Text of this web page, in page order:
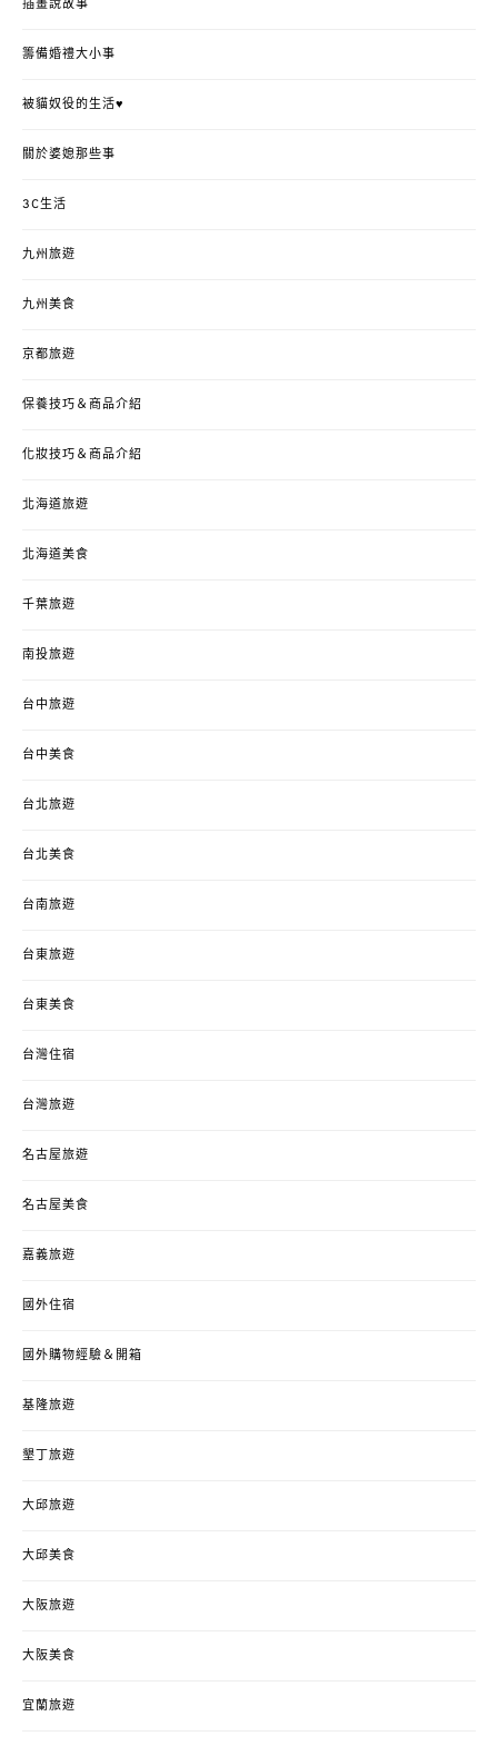
插畫說故事
籌備婚禮大小事
被貓奴役的生活♥
關於婆媳那些事
3C生活
九州旅遊
九州美食
京都旅遊
保養技巧＆商品介紹
化妝技巧＆商品介紹
北海道旅遊
北海道美食
千葉旅遊
南投旅遊
台中旅遊
台中美食
台北旅遊
台北美食
台南旅遊
台東旅遊
台東美食
台灣住宿
台灣旅遊
名古屋旅遊
名古屋美食
嘉義旅遊
國外住宿
國外購物經驗＆開箱
基隆旅遊
墾丁旅遊
大邱旅遊
大邱美食
大阪旅遊
大阪美食
宜蘭旅遊